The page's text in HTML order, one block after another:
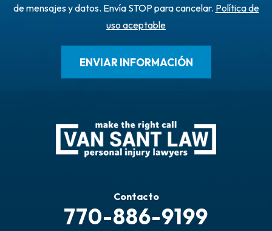
de mensajes y datos. Envía STOP para cancelar. Política de
uso aceptable
Contacto
770-886-9199